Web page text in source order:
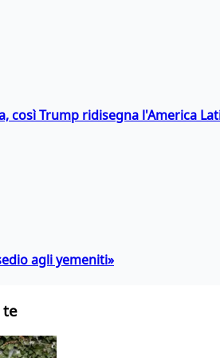
così Trump ridisegna l'America
agli yemeniti»
te